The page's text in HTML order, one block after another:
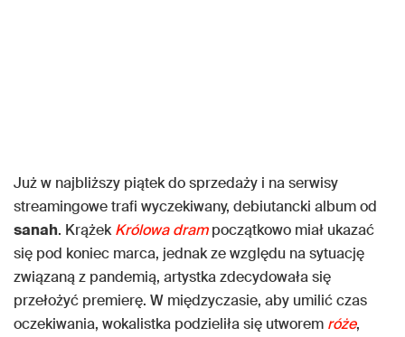
Już w najbliższy piątek do sprzedaży i na serwisy
streamingowe trafi wyczekiwany, debiutancki album od
sanah. Krążek Królowa dram początkowo miał ukazać
się pod koniec marca, jednak ze względu na sytuację
związaną z pandemią, artystka zdecydowała się
przełożyć premierę. W międzyczasie, aby umilić czas
oczekiwania, wokalistka podzieliła się utworem róże,